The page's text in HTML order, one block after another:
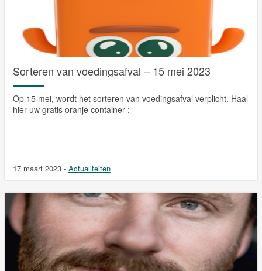
Sorteren van voedingsafval – 15 mei 2023
Op 15 mei, wordt het sorteren van voedingsafval verplicht. Haal
hier uw gratis oranje container :
17 maart 2023 - Actualiteiten